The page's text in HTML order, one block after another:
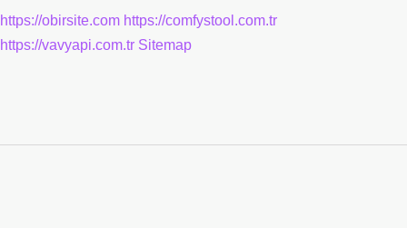
https://obirsite.com https://comfystool.com.tr
https://vavyapi.com.tr Sitemap